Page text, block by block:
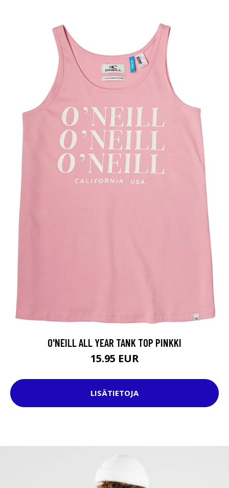
O'NEILL ALL YEAR TANK TOP PINKKI
15.95 EUR
LISÄTIETOJA